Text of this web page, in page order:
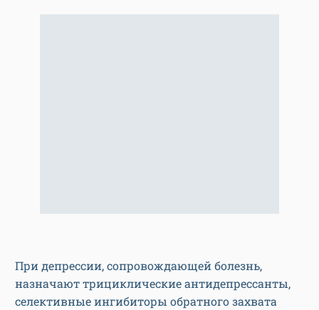
При депрессии, сопровождающей болезнь,
назначают трициклические антидепрессанты,
селективные ингибиторы обратного захвата